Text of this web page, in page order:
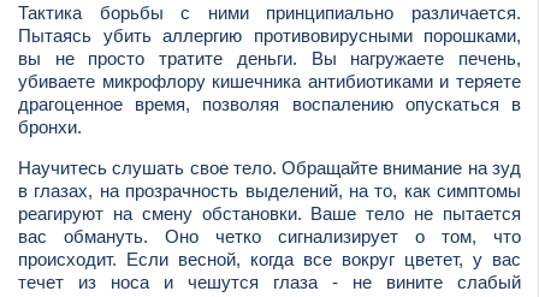
Тактика борьбы с ними принципиально различается.
Пытаясь убить аллергию противовирусными порошками,
вы не просто тратите деньги. Вы нагружаете печень,
убиваете микрофлору кишечника антибиотиками и теряете
драгоценное время, позволяя воспалению опускаться в
бронхи.
Научитесь слушать свое тело. Обращайте внимание на зуд
в глазах, на прозрачность выделений, на то, как симптомы
реагируют на смену обстановки. Ваше тело не пытается
вас обмануть. Оно четко сигнализирует о том, что
происходит. Если весной, когда все вокруг цветет, у вас
течет из носа и чешутся глаза - не вините слабый